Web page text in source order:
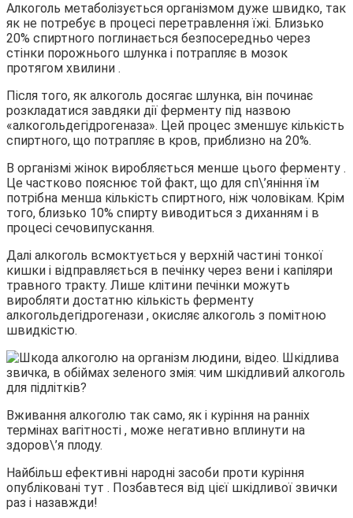
Алкоголь метаболізується організмом дуже швидко, так
як не потребує в процесі перетравлення їжі. Близько
20% спиртного поглинається безпосередньо через
стінки порожнього шлунка і потрапляє в мозок
протягом хвилини .
Після того, як алкоголь досягає шлунка, він починає
розкладатися завдяки дії ферменту під назвою
«алкогольдегідрогеназа». Цей процес зменшує кількість
спиртного, що потрапляє в кров, приблизно на 20%.
В організмі жінок виробляється менше цього ферменту .
Це частково пояснює той факт, що для сп\’яніння їм
потрібна менша кількість спиртного, ніж чоловікам. Крім
того, близько 10% спирту виводиться з диханням і в
процесі сечовипускання.
Далі алкоголь всмоктується у верхній частині тонкої
кишки і відправляється в печінку через вени і капіляри
травного тракту. Лише клітини печінки можуть
виробляти достатню кількість ферменту
алкогольдегідрогенази , окисляє алкоголь з помітною
швидкістю.
Вживання алкоголю так само, як і куріння на ранніх
термінах вагітності , може негативно вплинути на
здоров\’я плоду.
Найбільш ефективні народні засоби проти куріння
опубліковані тут . Позбавтеся від цієї шкідливої звички
раз і назавжди!